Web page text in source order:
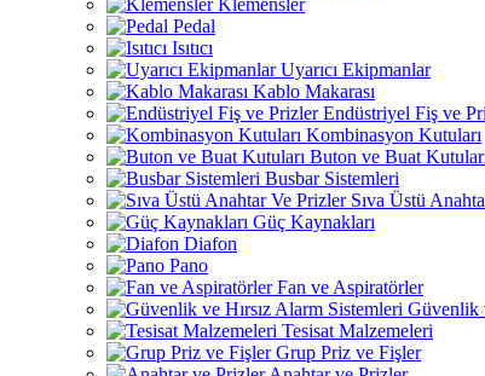
Klemensler
Pedal
Isıtıcı
Uyarıcı Ekipmanlar
Kablo Makarası
Endüstriyel Fiş ve
Kombinasyon Kutuları
Buton ve Buat
Busbar Sistemleri
Sıva Üstü
Güç Kaynakları
Diafon
Pano
Fan ve Aspiratörler
Güvenlik
Tesisat Malzemeleri
Grup Priz ve Fişler